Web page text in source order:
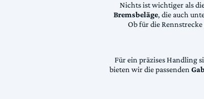
Nichts ist wichtiger als
Bremsbeläge, die auch
Ob für die
Für ein präzises Handling
bieten wir die passenden